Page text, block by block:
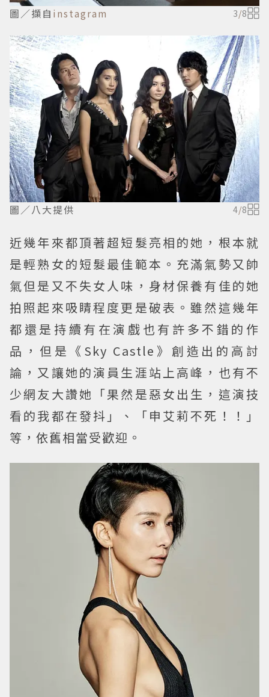
圖／擷自 instagram 3/8
圖／八大提供 4/8
近幾年來都頂著超短髮亮相的她，根本就
是輕熟女的短髮最佳範本。充滿氣勢又帥
氣但是又不失女人味，身材保養有佳的她
拍照起來吸睛程度更是破表。雖然這幾年
都還是持續有在演戲也有許多不錯的作
品，但是《Sky Castle》創造出的高討
論，又讓她的演員生涯站上高峰，也有不
少網友大讚她「果然是惡女出生，這演技
看的我都在發抖」、「申艾莉不死！！」
等，依舊相當受歡迎。